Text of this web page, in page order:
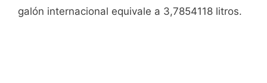
galón internacional equivale a 3,7854118 litros.